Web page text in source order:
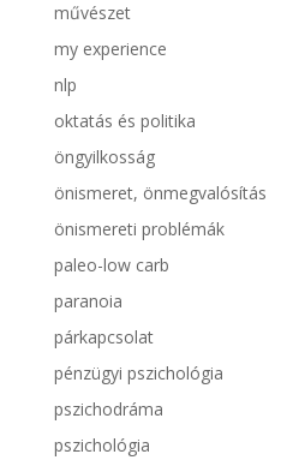
művészet
my experience
nlp
oktatás és politika
öngyilkosság
önismeret, önmegvalósítás
önismereti problémák
paleo-low carb
paranoia
párkapcsolat
pénzügyi pszichológia
pszichodráma
pszichológia